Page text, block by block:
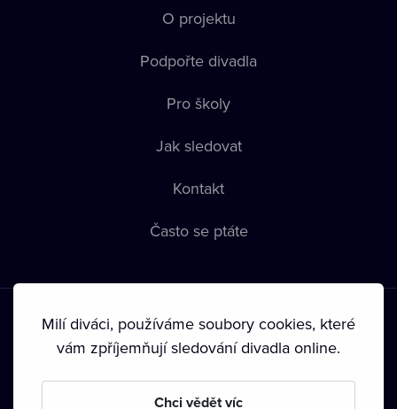
O projektu
Podpořte divadla
Pro školy
Jak sledovat
Kontakt
Často se ptáte
Podmínky používání • Ochrana soukromí • Zásady používání
• Autorská práva•
Milí diváci, používáme soubory cookies, které
vám zpříjemňují sledování divadla online.
Chci vědět víc